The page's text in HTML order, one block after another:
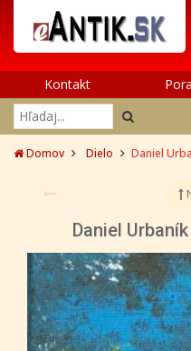
Kontakt
Domov Dielo Daniel
Daniel